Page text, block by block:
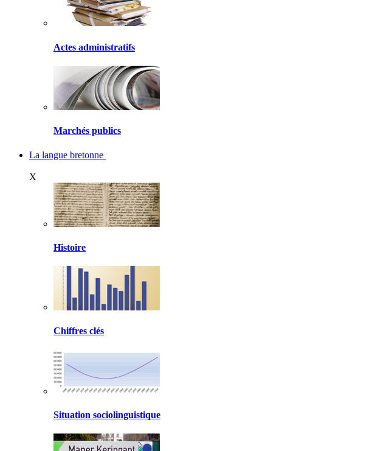
Actes administratifs
Marchés publics
La langue bretonne
X
Histoire
Chiffres clés
Situation sociolinguistique